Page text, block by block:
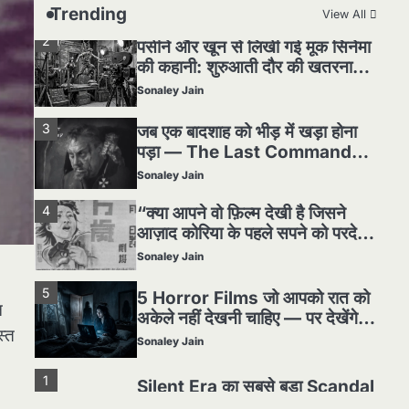
Trending View All
3
जब एक बादशाह को भीड़ में खड़ा होना
पड़ा — The Last Command
(1928) Review
4
“क्या आपने वो फ़िल्म देखी है जिसने
आज़ाद कोरिया के पहले सपने को परदे
पर उतारा? — Viva Freedom!
(1946) रिव्यू”
5
5 Horror Films जो आपको रात को
अकेले नहीं देखनी चाहिए — पर देखेंगे
1
Silent Era का सबसे बड़ा Scandal
— वो घटना जिसने Hollywood को